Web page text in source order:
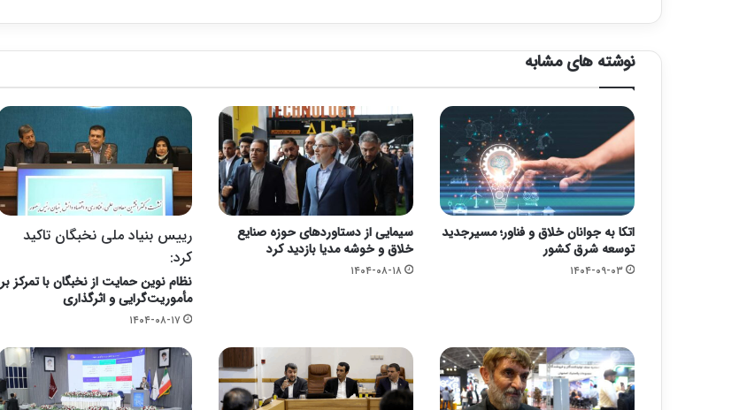
نوشته های مشابه
اتکا به جوانان خلاق و فناور؛ مسیرجدید
توسعه شرق کشور
۱۴۰۴-۰۹-۰۳
سیمایی از دستاوردهای حوزه صنایع
خلاق و خوشه مدیا بازدید کرد
۱۴۰۴-۰۸-۱۸
رییس بنیاد ملی نخبگان تاکید
کرد:
نظام نوین حمایت از نخبگان با تمرکز بر
مأموریت‌گرایی و اثرگذاری
۱۴۰۴-۰۸-۱۷